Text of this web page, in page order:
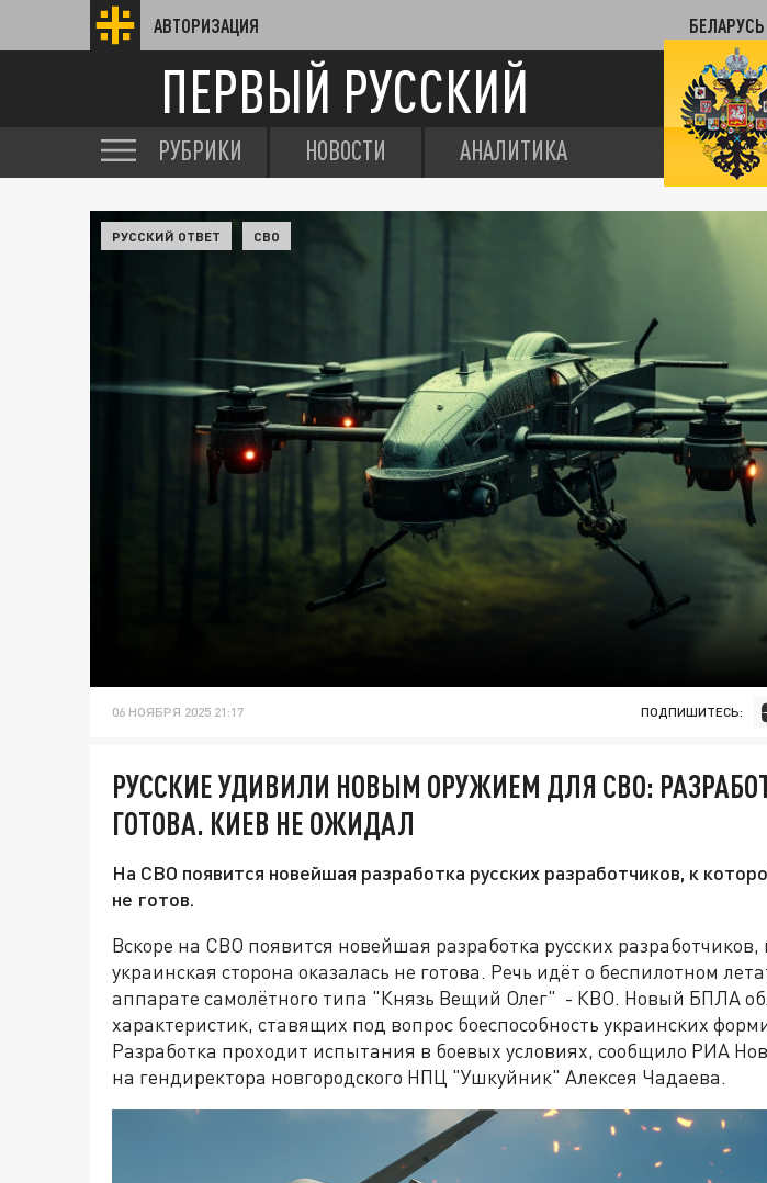
АВТОРИЗАЦИЯ БЕЛАРУСЬ
ПЕРВЫЙ РУССКИЙ
РУБРИКИ НОВОСТИ АНАЛИТИКА
РУССКИЙ ОТВЕТ СВО
06 НОЯБРЯ 2025 21:17 ПОДПИШИТЕСЬ:
РУССКИЕ УДИВИЛИ НОВЫМ ОРУЖИЕМ ДЛЯ СВО:
ГОТОВА. КИЕВ НЕ ОЖИДАЛ
На СВО появится новейшая разработка русских разработчиков, к
не готов.
Вскоре на СВО появится новейшая разработка русских разработчиков,
украинская сторона оказалась не готова. Речь идёт о беспилотном
аппарате самолётного типа "Князь Вещий Олег" - КВО. Новый БПЛА
характеристик, ставящих под вопрос боеспособность украинских
Разработка проходит испытания в боевых условиях, сообщило РИА
на гендиректора новгородского НПЦ "Ушкуйник" Алексея Чадаева.